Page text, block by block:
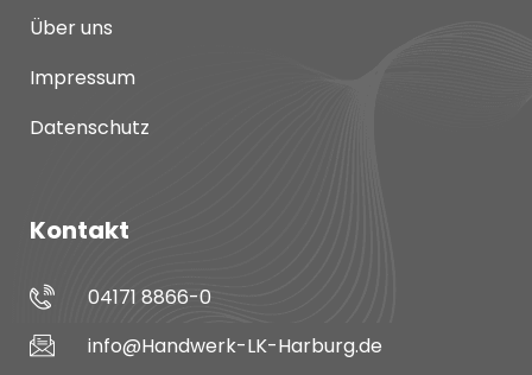
Über uns
Impressum
Datenschutz
Kontakt
04171 8866-0
info@Handwerk-LK-Harburg.de